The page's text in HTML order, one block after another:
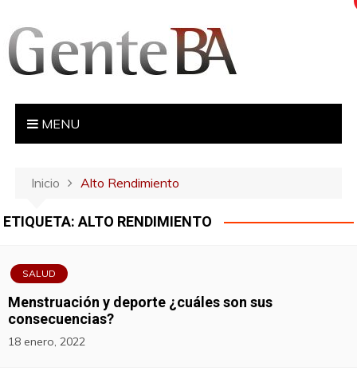
MENU
Inicio Alto Rendimiento
ETIQUETA:ALTO RENDIMIENTO
SALUD
Menstruación y deporte ¿cuáles son sus
consecuencias?
18 enero, 2022